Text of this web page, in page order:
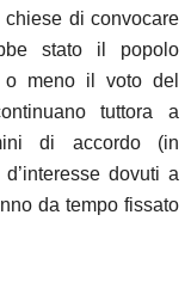
chiese di convocare
stato il popolo
o meno il voto del
tuttora a
di accordo (in
dovuti a
da tempo fissato